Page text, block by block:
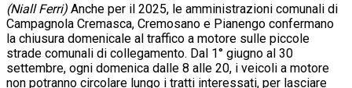
(Niall Ferri) Anche per il 2025, le amministrazioni comunali di
Campagnola Cremasca, Cremosano e Pianengo confermano
la chiusura domenicale al traffico a motore sulle piccole
strade comunali di collegamento. Dal 1° giugno al 30
settembre, ogni domenica dalle 8 alle 20, i veicoli a motore
non potranno circolare lungo i tratti interessati, per lasciare